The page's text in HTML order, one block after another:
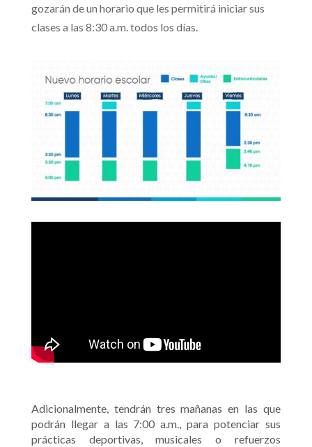
gozarán de un horario que les permitirá iniciar sus
clases a las 8:30 a.m. todos los días.
Adicionalmente, tendrán tres mañanas en las que
podrán llegar a las 7:00 a.m., para potenciar sus
prácticas deportivas, musicales o refuerzos